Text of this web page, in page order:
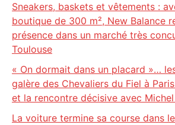
Sneakers, baskets et vêtements :
boutique de 300 m², New Balance
présence dans un marché très
Toulouse
« On dormait dans un placard »…
galère des Chevaliers du Fiel à
et la rencontre décisive avec
La voiture termine sa course dans